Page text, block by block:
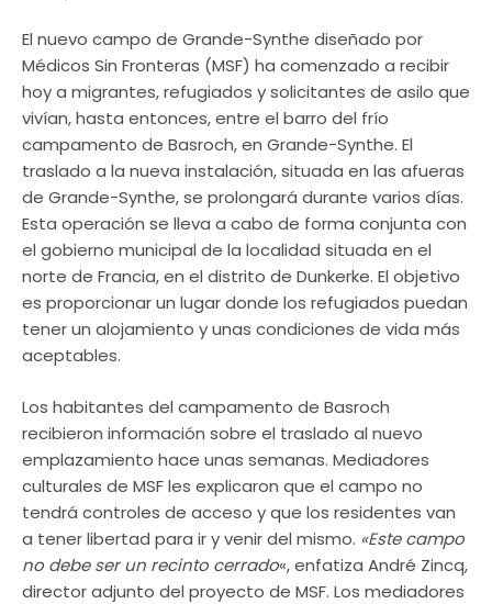
El nuevo campo de Grande-Synthe diseñado por
Médicos Sin Fronteras (MSF) ha comenzado a recibir
hoy a migrantes, refugiados y solicitantes de asilo que
vivían, hasta entonces, entre el barro del frío
campamento de Basroch, en Grande-Synthe. El
traslado a la nueva instalación, situada en las afueras
de Grande-Synthe, se prolongará durante varios días.
Esta operación se lleva a cabo de forma conjunta con
el gobierno municipal de la localidad situada en el
norte de Francia, en el distrito de Dunkerke. El objetivo
es proporcionar un lugar donde los refugiados puedan
tener un alojamiento y unas condiciones de vida más
aceptables.
Los habitantes del campamento de Basroch
recibieron información sobre el traslado al nuevo
emplazamiento hace unas semanas. Mediadores
culturales de MSF les explicaron que el campo no
tendrá controles de acceso y que los residentes van
a tener libertad para ir y venir del mismo. «Este campo
no debe ser un recinto cerrado«, enfatiza André Zincq,
director adjunto del proyecto de MSF. Los mediadores